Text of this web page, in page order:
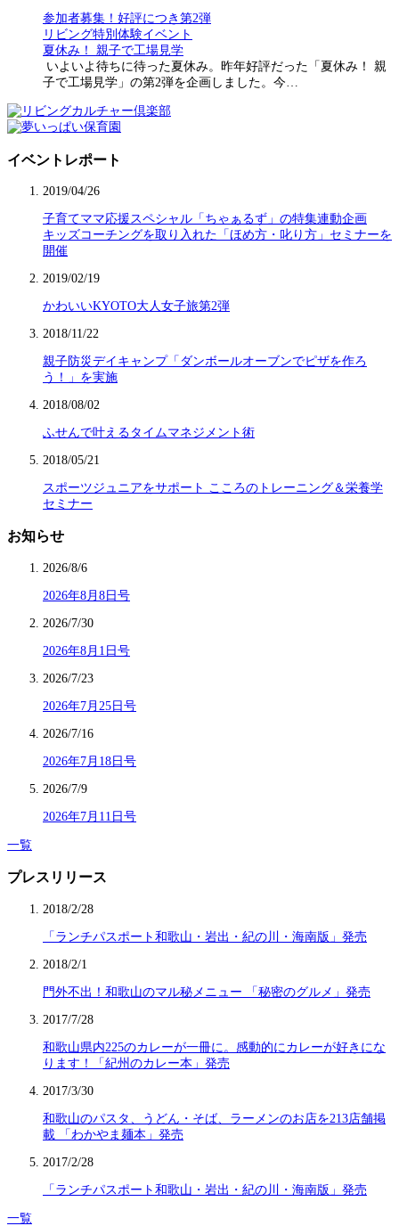
参加者募集！好評につき第2弾
リビング特別体験イベント
夏休み！ 親子で工場見学
いよいよ待ちに待った夏休み。昨年好評だった「夏休み！ 親
子で工場見学」の第2弾を企画しました。今…
イベントレポート
2019/04/26
子育てママ応援スペシャル「ちゃぁるず」の特集連動企画
キッズコーチングを取り入れた「ほめ方・叱り方」セミナーを
開催
2019/02/19
かわいいKYOTO大人女子旅第2弾
2018/11/22
親子防災デイキャンプ「ダンボールオーブンでピザを作ろ
う！」を実施
2018/08/02
ふせんで叶えるタイムマネジメント術
2018/05/21
スポーツジュニアをサポート こころのトレーニング＆栄養学
セミナー
お知らせ
2026/8/6
2026年8月8日号
2026/7/30
2026年8月1日号
2026/7/23
2026年7月25日号
2026/7/16
2026年7月18日号
2026/7/9
2026年7月11日号
一覧
プレスリリース
2018/2/28
「ランチパスポート和歌山・岩出・紀の川・海南版」発売
2018/2/1
門外不出！和歌山のマル秘メニュー 「秘密のグルメ」発売
2017/7/28
和歌山県内225のカレーが一冊に。感動的にカレーが好きにな
ります！「紀州のカレー本」発売
2017/3/30
和歌山のパスタ、うどん・そば、ラーメンのお店を213店舗掲
載 「わかやま麺本」発売
2017/2/28
「ランチパスポート和歌山・岩出・紀の川・海南版」発売
一覧